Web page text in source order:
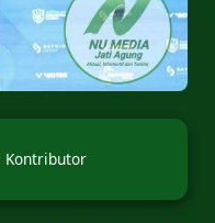
Kontributor